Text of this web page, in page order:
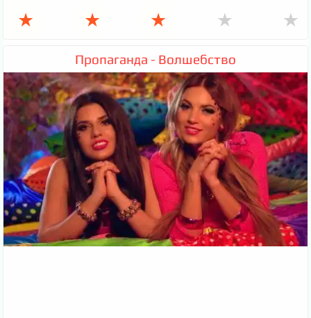
★ ★ ★ ★ ★
Пропаганда - Волшебство